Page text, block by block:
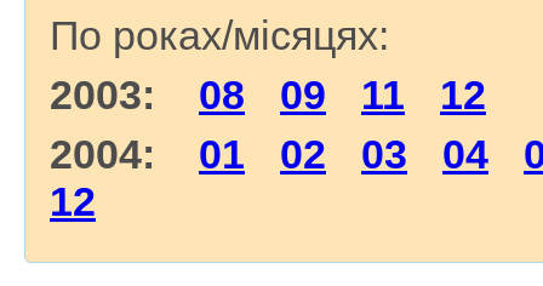
По роках/місяцях:
2003: 08 09 11
12
2004: 01 02 03 04
12